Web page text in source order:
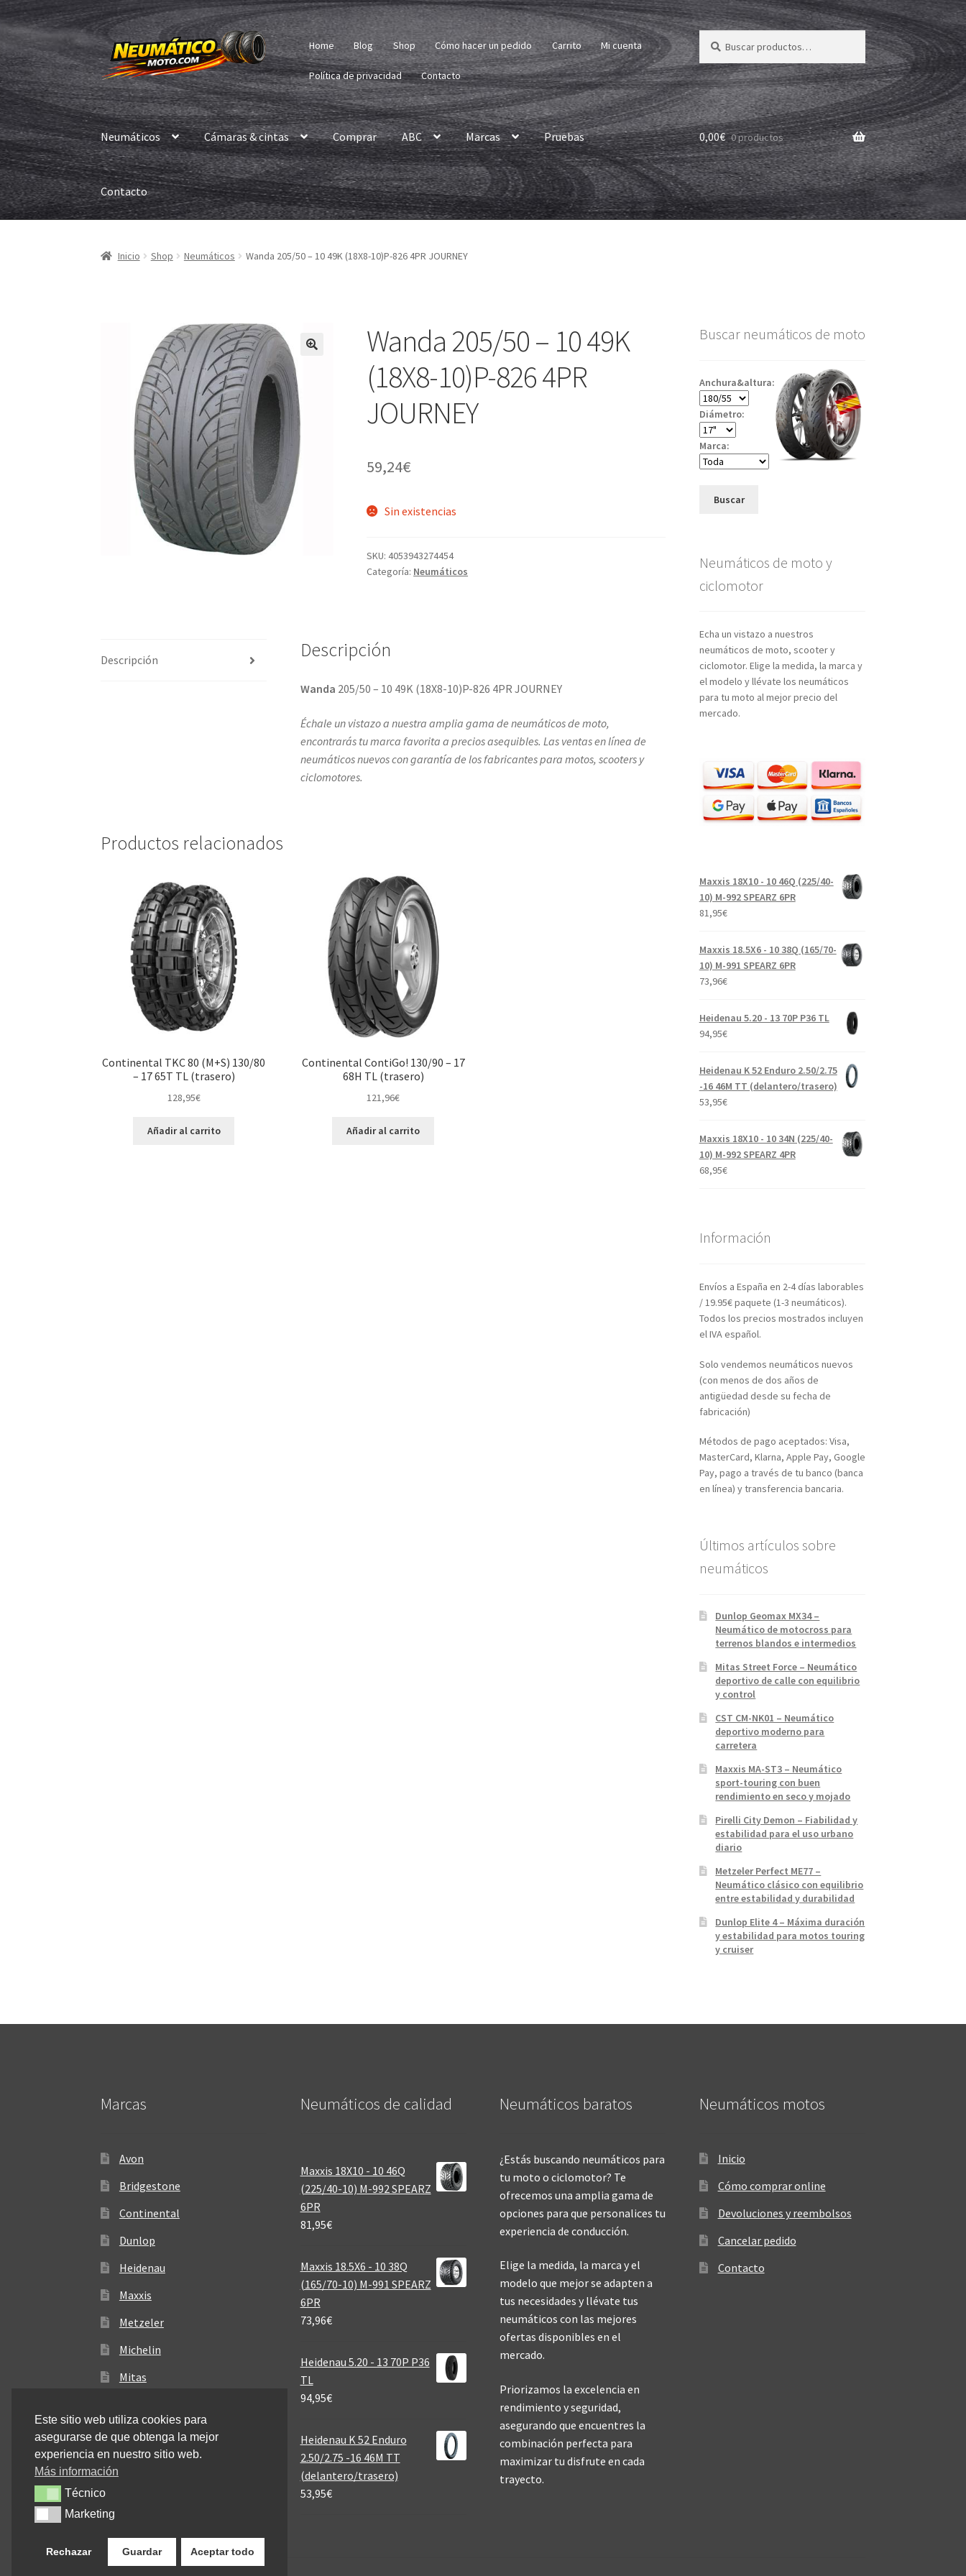
Ir
a
la
navegación
Ir
al
contenido
Home Blog Shop Cómo hacer un pedido Carrito Mi cuenta
Política de privacidad Contacto
Buscar
por:
Buscar
Neumáticos Cámaras & cintas Comprar ABC Marcas Pruebas
Contacto
0,00€ 0 productos
Inicio Shop Neumáticos Wanda 205/50 – 10 49K (18X8-10)P-826 4PR JOURNEY
Wanda 205/50 – 10 49K
(18X8-10)P-826 4PR
JOURNEY
59,24€
Sin existencias
SKU:4053943274454
Categoría: Neumáticos
Descripción Descripción
Wanda 205/50 – 10 49K (18X8-10)P-826 4PR JOURNEY
Échale un vistazo a nuestra amplia gama de neumáticos de moto,
encontrarás tu marca favorita a precios asequibles. Las ventas en línea de
neumáticos nuevos con garantía de los fabricantes para motos, scooters y
ciclomotores.
Productos relacionados
Continental TKC 80 (M+S) 130/80
– 17 65T TL (trasero)
128,95€
Añadir al carrito
Continental ContiGo! 130/90 – 17
68H TL (trasero)
121,96€
Añadir al carrito
Buscar neumáticos de moto
Anchura&altura:
Diámetro:
Marca:
Buscar
Neumáticos de moto y
ciclomotor
Echa un vistazo a nuestros
neumáticos de moto, scooter y
ciclomotor. Elige la medida, la marca y
el modelo y llévate los neumáticos
para tu moto al mejor precio del
mercado.
Maxxis 18X10 - 10 46Q (225/40-
10) M-992 SPEARZ 6PR
81,95€
Maxxis 18.5X6 - 10 38Q (165/70-
10) M-991 SPEARZ 6PR
73,96€
Heidenau 5.20 - 13 70P P36 TL
94,95€
Heidenau K 52 Enduro 2.50/2.75
-16 46M TT (delantero/trasero)
53,95€
Maxxis 18X10 - 10 34N (225/40-
10) M-992 SPEARZ 4PR
68,95€
Información
Envíos a España en 2-4 días laborables
/ 19.95€ paquete (1-3 neumáticos).
Todos los precios mostrados incluyen
el IVA español.
Solo vendemos neumáticos nuevos
(con menos de dos años de
antigüedad desde su fecha de
fabricación)
Métodos de pago aceptados: Visa,
MasterCard, Klarna, Apple Pay, Google
Pay, pago a través de tu banco (banca
en línea) y transferencia bancaria.
Últimos artículos sobre
neumáticos
Dunlop Geomax MX34 –
Neumático de motocross para
terrenos blandos e intermedios
Mitas Street Force – Neumático
deportivo de calle con equilibrio
y control
CST CM-NK01 – Neumático
deportivo moderno para
carretera
Maxxis MA-ST3 – Neumático
sport-touring con buen
rendimiento en seco y mojado
Pirelli City Demon – Fiabilidad y
estabilidad para el uso urbano
diario
Metzeler Perfect ME77 –
Neumático clásico con equilibrio
entre estabilidad y durabilidad
Dunlop Elite 4 – Máxima duración
y estabilidad para motos touring
y cruiser
Marcas
Avon
Bridgestone
Continental
Dunlop
Heidenau
Maxxis
Metzeler
Michelin
Mitas
Neumáticos de calidad‎
Maxxis 18X10 - 10 46Q
(225/40-10) M-992 SPEARZ
6PR
81,95€
Maxxis 18.5X6 - 10 38Q
(165/70-10) M-991 SPEARZ
6PR
73,96€
Heidenau 5.20 - 13 70P P36
TL
94,95€
Heidenau K 52 Enduro
2.50/2.75 -16 46M TT
(delantero/trasero)
53,95€
Neumáticos baratos
¿Estás buscando neumáticos para
tu moto o ciclomotor? Te
ofrecemos una amplia gama de
opciones para que personalices tu
experiencia de conducción.
Elige la medida, la marca y el
modelo que mejor se adapten a
tus necesidades y llévate tus
neumáticos con las mejores
ofertas disponibles en el
mercado.
Priorizamos la excelencia en
rendimiento y seguridad,
asegurando que encuentres la
combinación perfecta para
maximizar tu disfrute en cada
trayecto.
Neumáticos motos
Inicio
Cómo comprar online
Devoluciones y reembolsos
Cancelar pedido
Contacto
Este sitio web utiliza cookies para
asegurarse de que obtenga la mejor
experiencia en nuestro sitio web.
Más información
TécnicoTécnico
MarketingMarketing
Rechazar Guardar Aceptar todo